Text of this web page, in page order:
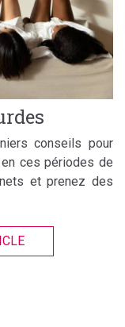
conseils pour
ces périodes de
et prenez des